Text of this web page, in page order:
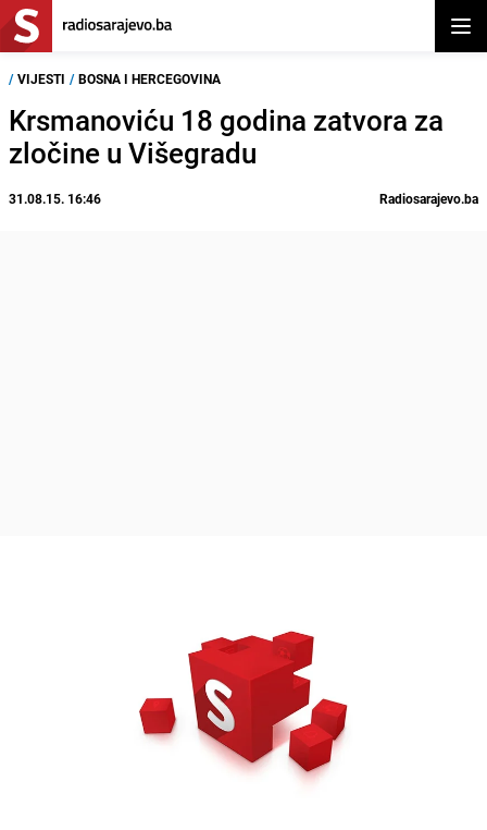
/ VIJESTI / BOSNA I HERCEGOVINA
Krsmanoviću 18 godina zatvora za
zločine u Višegradu
31.08.15. 16:46 Radiosarajevo.ba